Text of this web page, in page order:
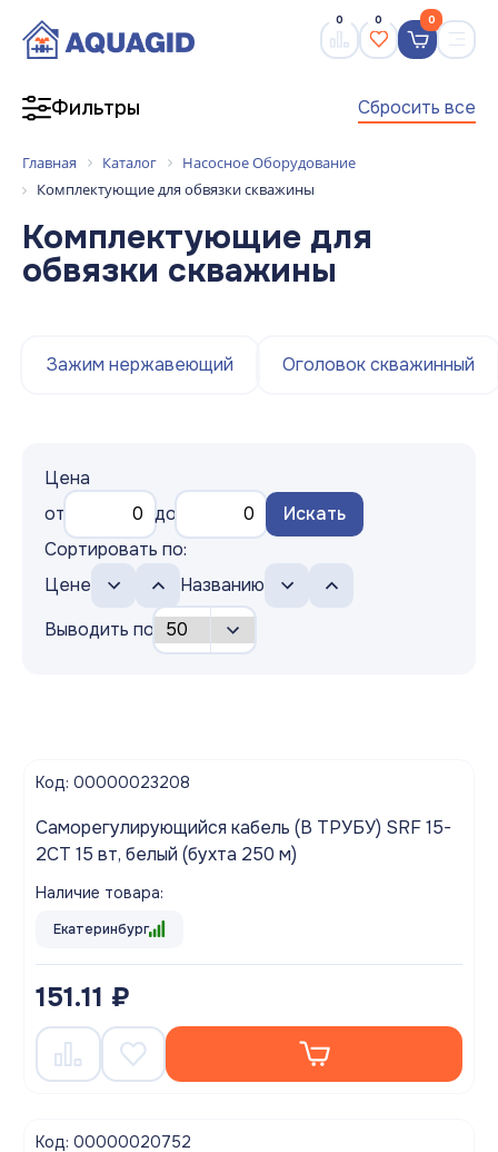
0 0 0
Фильтры Сбросить все
Главная Каталог
Насосное Оборудование
Комплектующие для обвязки скважины
Комплектующие для
обвязки скважины
Зажим нержавеющий Оголовок скважинный
Цена
от
до
Искать
Сортировать по:
Цене
Названию
Выводить по
Код: 00000023208
Саморегулирующийся кабель (В ТРУБУ) SRF 15-
2CТ 15 вт, белый (бухта 250 м)
Наличие товара:
Екатеринбург
151.11 ₽
Код: 00000020752